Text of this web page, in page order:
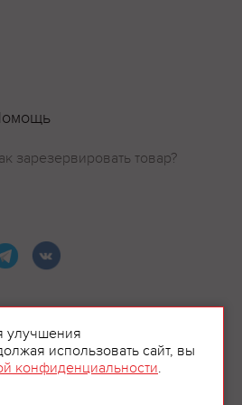
зарезервировать товар?
улучшения
использовать сайт, вы
конфиденциальности.